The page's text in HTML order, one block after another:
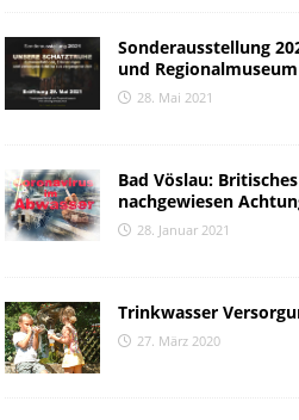
Sonderausstellung
und Regionalmuseum
28. Mai 2021
Bad Vöslau:
nachgewiesen
28. Januar 2021
Trinkwasser
27. März 2020